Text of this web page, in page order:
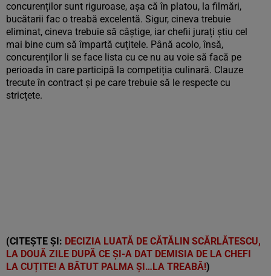
concurenților sunt riguroase, așa că în platou, la filmări,
bucătarii fac o treabă excelentă. Sigur, cineva trebuie
eliminat, cineva trebuie să câștige, iar chefii jurați știu cel
mai bine cum să împartă cuțitele. Până acolo, însă,
concurenților li se face lista cu ce nu au voie să facă pe
perioada în care participă la competiția culinară. Clauze
trecute în contract și pe care trebuie să le respecte cu
stricțete.
(CITEȘTE ȘI: DECIZIA LUATĂ DE CĂTĂLIN SCĂRLĂTESCU,
LA DOUĂ ZILE DUPĂ CE ȘI-A DAT DEMISIA DE LA CHEFI
LA CUȚITE! A BĂTUT PALMA ȘI…LA TREABĂ!)